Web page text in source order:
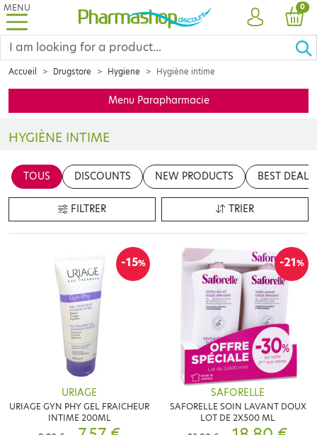
MENU
ACCOUNT
0
Accueil Drugstore Hygiene Hygiène intime
Menu Parapharmacie
HYGIÈNE INTIME
en cliquant sur le bouton "Modifier le contenu"
TOUS DISCOUNTS NEW PRODUCTS BEST DEALS
FILTRER TRIER
-15%
URIAGE
URIAGE GYN PHY GEL FRAICHEUR
INTIME 200ML
-21%
SAFORELLE
SAFORELLE SOIN LAVANT DOUX
LOT DE 2X500 ML